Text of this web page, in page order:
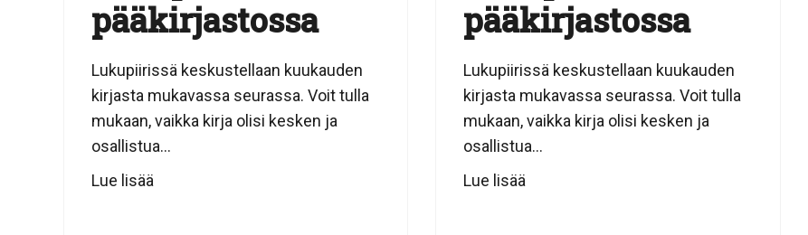
pääkirjastossa
Lukupiirissä keskustellaan kuukauden
kirjasta mukavassa seurassa. Voit tulla
mukaan, vaikka kirja olisi kesken ja
osallistua...
Lue lisää
pääkirjastossa
Lukupiirissä keskustellaan kuukauden
kirjasta mukavassa seurassa. Voit tulla
mukaan, vaikka kirja olisi kesken ja
osallistua...
Lue lisää